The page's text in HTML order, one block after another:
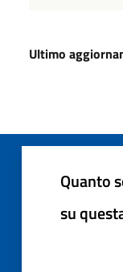
Ultimo
Quanto
su